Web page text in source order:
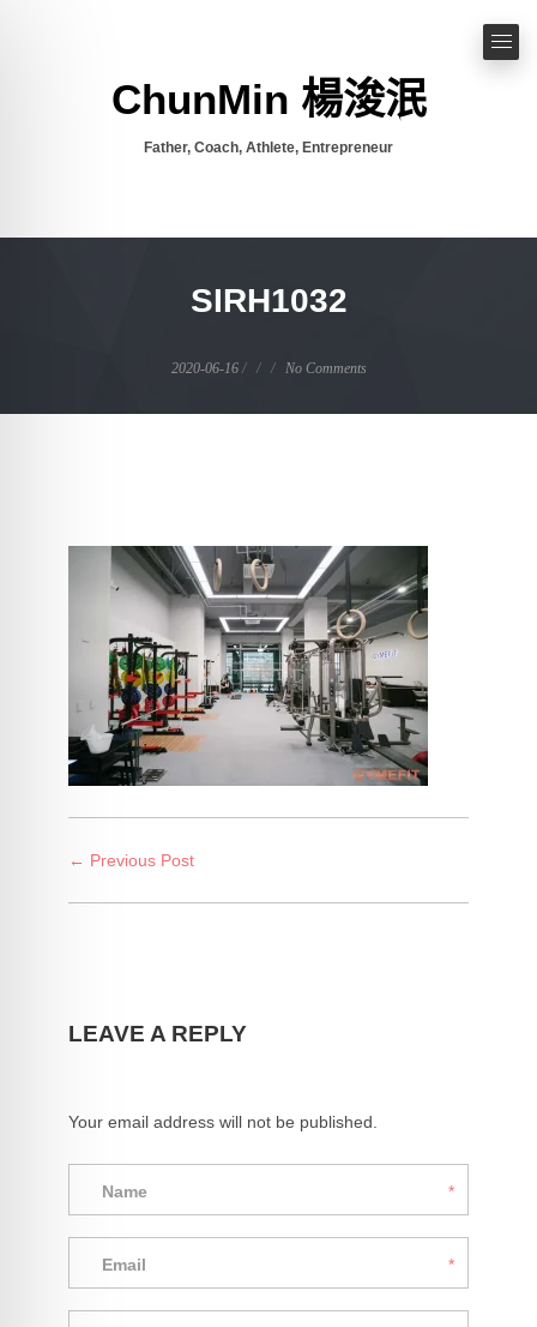
ChunMin 楊浚泯
Father, Coach, Athlete, Entrepreneur
SIRH1032
2020-06-16 No Comments
← Previous Post
LEAVE A REPLY
Your email address will not be published.
Name *
Email *